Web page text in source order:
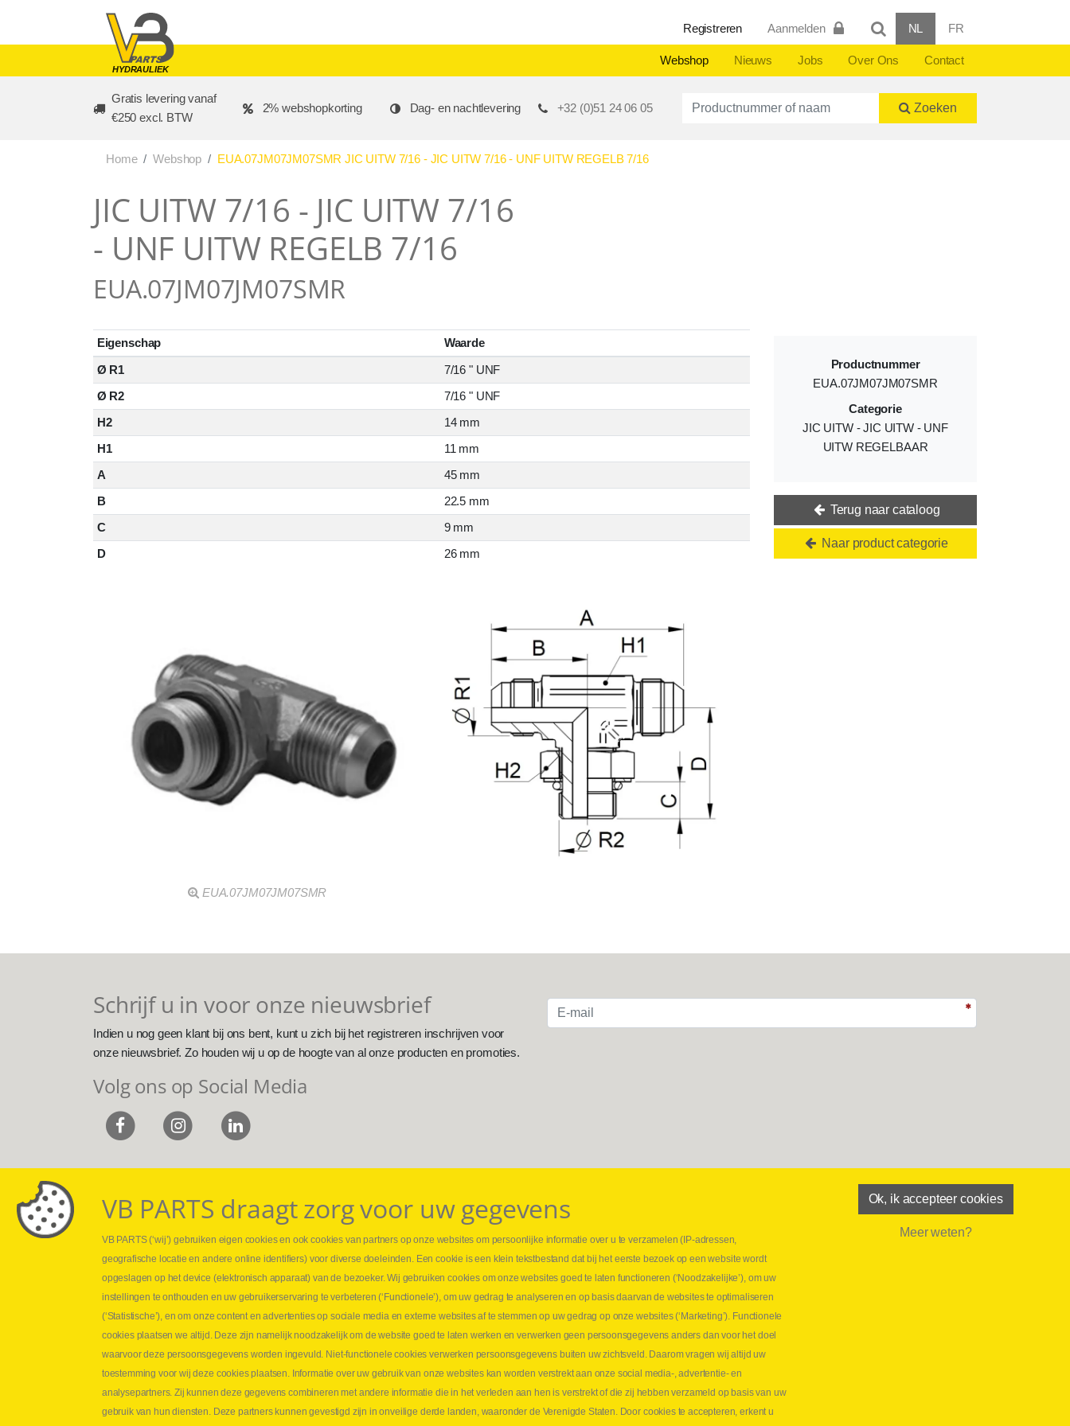
HYDRAULIEK
Registreren Aanmelden NL FR
Webshop Nieuws Jobs Over Ons Contact
Gratis levering vanaf
€250 excl. BTW
2% webshopkorting Dag- en nachtlevering +32 (0)51 24 06 05 Productnummer of naam Zoeken
Home Webshop EUA.07JM07JM07SMR JIC UITW 7/16 - JIC UITW 7/16 - UNF UITW REGELB 7/16
JIC UITW 7/16 - JIC UITW 7/16
- UNF UITW REGELB 7/16
EUA.07JM07JM07SMR
Eigenschap
Waarde
Ø R1
7/16 " UNF
Ø R2
7/16 " UNF
H2
14 mm
H1
11 mm
A
45 mm
B
22.5 mm
C
9 mm
D
26 mm
EUA.07JM07JM07SMR
Productnummer
EUA.07JM07JM07SMR
Categorie
JIC UITW - JIC UITW - UNF
UITW REGELBAAR
Terug naar cataloog
Naar product categorie
Schrijf u in voor onze nieuwsbrief
Indien u nog geen klant bij ons bent, kunt u zich bij het registreren inschrijven voor
onze nieuwsbrief. Zo houden wij u op de hoogte van al onze producten en promoties.
Volg ons op Social Media
Webshop
Nieuws
Jobs
Leveringen
Drukcontrole set
Persmaten
Hydraulische slangen
Contact VB Parts
⏳ Laatste maand Webtec-promotie!
⏳ Laatste kans voor onze promo
snelkoppelingen!
1 juni 2026
Lees meer NL
VB PARTS draagt zorg voor uw gegevens
VB PARTS (‘wij’) gebruiken eigen cookies en ook cookies van partners op onze websites om persoonlijke informatie over u te verzamelen (IP-adressen,
geografische locatie en andere online identifiers) voor diverse doeleinden. Een cookie is een klein tekstbestand dat bij het eerste bezoek op een website wordt
opgeslagen op het device (elektronisch apparaat) van de bezoeker. Wij gebruiken cookies om onze websites goed te laten functioneren (‘Noodzakelijke’), om uw
instellingen te onthouden en uw gebruikerservaring te verbeteren (‘Functionele’), om uw gedrag te analyseren en op basis daarvan de websites te optimaliseren
(‘Statistische’), en om onze content en advertenties op sociale media en externe websites af te stemmen op uw gedrag op onze websites (‘Marketing’). Functionele
cookies plaatsen we altijd. Deze zijn namelijk noodzakelijk om de website goed te laten werken en verwerken geen persoonsgegevens anders dan voor het doel
waarvoor deze persoonsgegevens worden ingevuld. Niet-functionele cookies verwerken persoonsgegevens buiten uw zichtsveld. Daarom vragen wij altijd uw
toestemming voor wij deze cookies plaatsen. Informatie over uw gebruik van onze websites kan worden verstrekt aan onze social media-, advertentie- en
analysepartners. Zij kunnen deze gegevens combineren met andere informatie die in het verleden aan hen is verstrekt of die zij hebben verzameld op basis van uw
gebruik van hun diensten. Deze partners kunnen gevestigd zijn in onveilige derde landen, waaronder de Verenigde Staten. Door cookies te accepteren, erkent u
Ok, ik accepteer cookies
Meer weten?